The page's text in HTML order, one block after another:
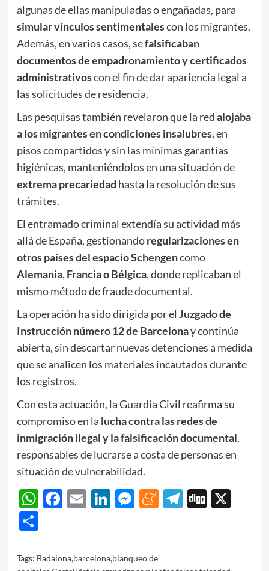
algunas de ellas manipuladas o engañadas, para
simular vínculos sentimentalescon los migrantes.
Además, en varios casos, sefalsificaban
documentos de empadronamiento y certificados
administrativoscon el fin de dar apariencia legal a
las solicitudes de residencia.
Las pesquisas también revelaron que la redalojaba
a los migrantes en condiciones insalubres, en
pisos compartidos y sin las mínimas garantías
higiénicas, manteniéndolos en una situación de
extrema precariedad hasta la resolución de sus
trámites.
El entramado criminal extendía su actividad más
allá de España, gestionandoregularizaciones en
otros países del espacio Schengencomo
Alemania, Francia o Bélgica, donde replicaban el
mismo método de fraude documental.
La operación ha sido dirigida por el Juzgado de
Instrucción número 12 de Barcelonay continúa
abierta, sin descartar nuevas detenciones a medida
que se analicen los materiales incautados durante
los registros.
Con esta actuación, la Guardia Civil reafirma su
compromiso en la lucha contra las redes de
inmigración ilegal y la falsificación documental,
responsables de lucrarse a costa de personas en
situación de vulnerabilidad.
WhatsApp
Facebook
EmailLinkedIn
Messenger
Meneame
Telegram
Digg
X
Share
Tags: Badalona,barcelona,blanqueo de